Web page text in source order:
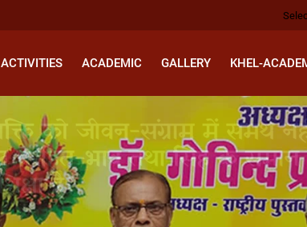
ACTIVITIES ACADEMIC GALLERY KHEL-